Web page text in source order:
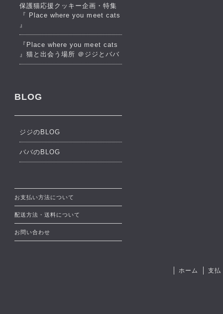
保護猫応援クッキー企画・特集
『 Place where you meet cats
』
『Place where you meet cats
』猫と出会う場所 ＠ジジとババ
BLOG
ジジのBLOG
ババのBLOG
お支払い方法について
配送方法・送料について
お問い合わせ
ホーム 支払